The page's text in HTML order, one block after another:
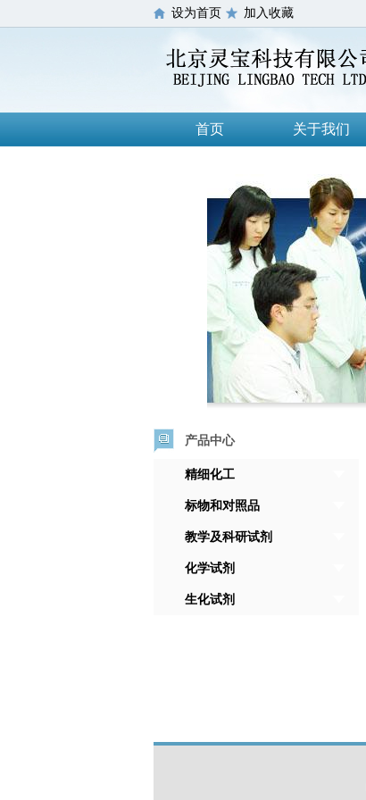
设为首页 加入收藏
首页 关于我们
产品中心
精细化工
标物和对照品
教学及科研试剂
化学试剂
生化试剂